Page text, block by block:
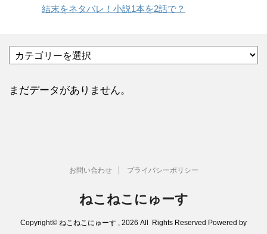
結末をネタバレ！小説1本を2話で？
テ
リ
まだデータがありません。
お問い合わせ プライバシーポリシー
ねこねこにゅーす
Copyright© ねこねこにゅーす , 2026 All Rights Reserved Powered by